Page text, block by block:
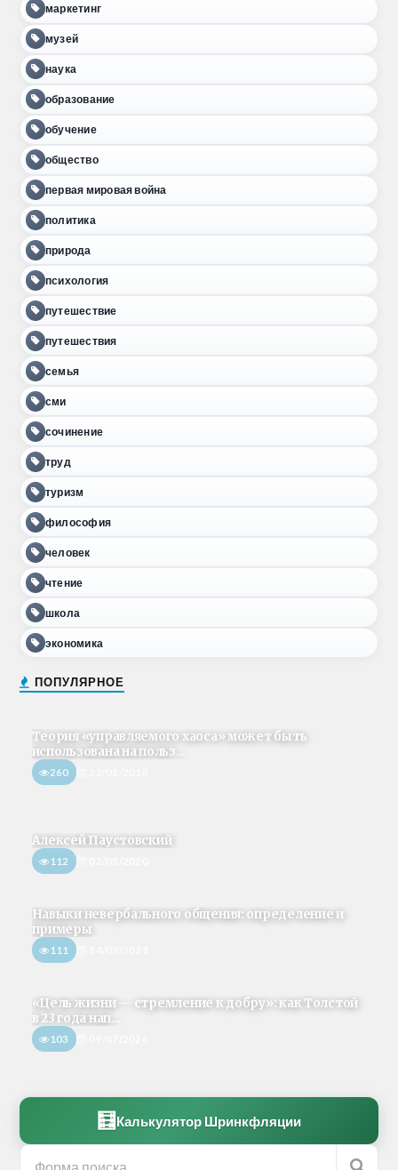
маркетинг
музей
наука
образование
обучение
общество
первая мировая война
политика
природа
психология
путешествие
путешествия
семья
сми
сочинение
труд
туризм
философия
человек
чтение
школа
экономика
ПОПУЛЯРНОЕ
Теория «управляемого хаоса» может быть
использована на польз...
260
Алексей Паустовский
112
Навыки невербального общения: определение и
примеры
111
«Цель жизни — стремление к добру»: как Толстой
в 23 года нап...
103
🧮 Калькулятор Шринкфляции